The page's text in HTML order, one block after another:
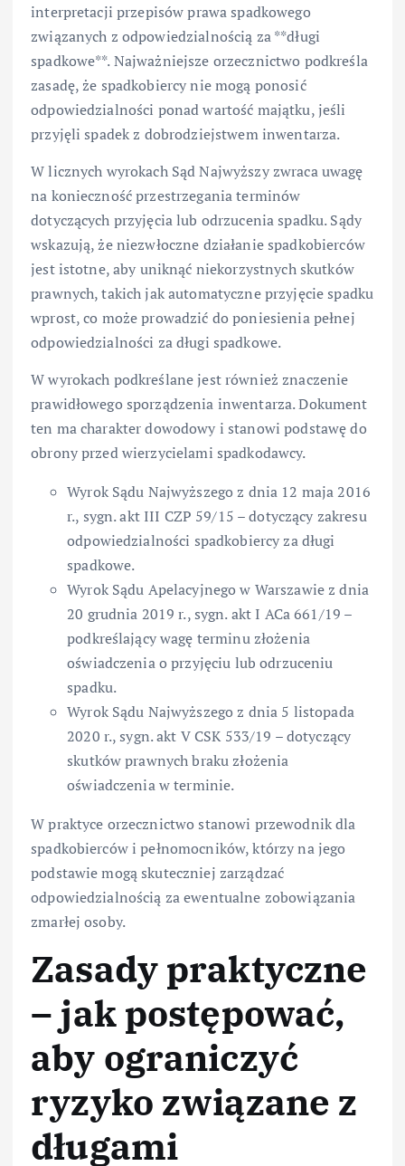
interpretacji przepisów prawa spadkowego
związanych z odpowiedzialnością za **długi
spadkowe**. Najważniejsze orzecznictwo podkreśla
zasadę, że spadkobiercy nie mogą ponosić
odpowiedzialności ponad wartość majątku, jeśli
przyjęli spadek z dobrodziejstwem inwentarza.
W licznych wyrokach Sąd Najwyższy zwraca uwagę
na konieczność przestrzegania terminów
dotyczących przyjęcia lub odrzucenia spadku. Sądy
wskazują, że niezwłoczne działanie spadkobierców
jest istotne, aby uniknąć niekorzystnych skutków
prawnych, takich jak automatyczne przyjęcie spadku
wprost, co może prowadzić do poniesienia pełnej
odpowiedzialności za długi spadkowe.
W wyrokach podkreślane jest również znaczenie
prawidłowego sporządzenia inwentarza. Dokument
ten ma charakter dowodowy i stanowi podstawę do
obrony przed wierzycielami spadkodawcy.
Wyrok Sądu Najwyższego z dnia 12 maja 2016
r., sygn. akt III CZP 59/15 – dotyczący zakresu
odpowiedzialności spadkobiercy za długi
spadkowe.
Wyrok Sądu Apelacyjnego w Warszawie z dnia
20 grudnia 2019 r., sygn. akt I ACa 661/19 –
podkreślający wagę terminu złożenia
oświadczenia o przyjęciu lub odrzuceniu
spadku.
Wyrok Sądu Najwyższego z dnia 5 listopada
2020 r., sygn. akt V CSK 533/19 – dotyczący
skutków prawnych braku złożenia
oświadczenia w terminie.
W praktyce orzecznictwo stanowi przewodnik dla
spadkobierców i pełnomocników, którzy na jego
podstawie mogą skuteczniej zarządzać
odpowiedzialnością za ewentualne zobowiązania
zmarłej osoby.
Zasady praktyczne
– jak postępować,
aby ograniczyć
ryzyko związane z
długami